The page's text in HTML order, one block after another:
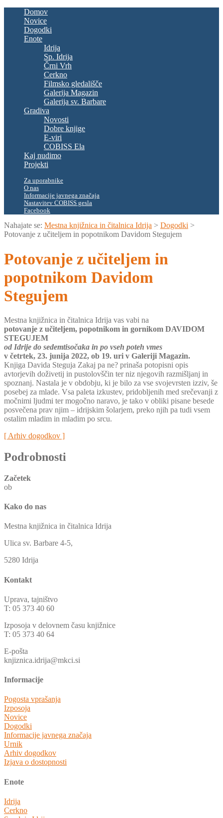
Domov
Novice
Dogodki
Enote
Idrija
Sp. Idrija
Črni Vrh
Cerkno
Filmsko gledališče
Galerija Magazin
Galerija sv. Barbare
Gradiva
Novosti
Dobre knjige
E-viri
COBISS Ela
Kaj nudimo
Projekti
Za uporabnike
O nas
Informacije javnega značaja
Nastavitev COBISS gesla
Facebook
Nahajate se: Mestna knjižnica in čitalnica Idrija > Dogodki >
Potovanje z učiteljem in popotnikom Davidom Stegujem
Potovanje z učiteljem in
popotnikom Davidom
Stegujem
Mestna knjižnica in čitalnica Idrija vas vabi na
potovanje z učiteljem, popotnikom in gornikom DAVIDOM
STEGUJEM
od Idrije do sedemtisočaka in po vseh poteh vmes
v četrtek, 23. junija 2022, ob 19. uri v Galeriji Magazin.
Knjiga Davida Steguja Zakaj pa ne? prinaša potopisni opis
avtorjevih doživetij in pustolovščin ter niz njegovih razmišljanj in
spoznanj. Nastala je v obdobju, ki je bilo za vse svojevrsten izziv, še
posebej za mlade. Vsa paleta izkustev, pridobljenih med srečevanji z
močnimi ljudmi ter mogočno naravo, je tako v obliki pisane besede
posvečena prav njim – idrijskim šolarjem, preko njih pa tudi vsem
ostalim mladim in mladim po srcu.
[ Arhiv dogodkov ]
Podrobnosti
Začetek
ob
Kako do nas
Mestna knjižnica in čitalnica Idrija
Ulica sv. Barbare 4-5,
5280 Idrija
Kontakt
Uprava, tajništvo
T: 05 373 40 60
Izposoja v delovnem času knjižnice
T: 05 373 40 64
E-pošta
knjiznica.idrija@mkci.si
Informacije
Pogosta vprašanja
Izposoja
Novice
Dogodki
Informacije javnega značaja
Urnik
Arhiv dogodkov
Izjava o dostopnosti
Enote
Idrija
Cerkno